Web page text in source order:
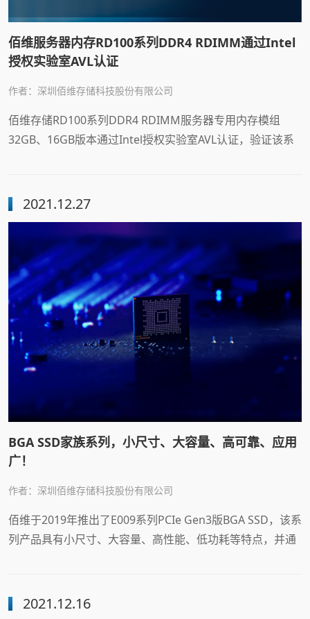
佰维服务器内存RD100系列DDR4 RDIMM通过Intel
授权实验室AVL认证
作者：深圳佰维存储科技股份有限公司
佰维存储RD100系列DDR4 RDIMM服务器专用内存模组
32GB、16GB版本通过Intel授权实验室AVL认证，验证该系
2021.12.27
BGA SSD家族系列，小尺寸、大容量、高可靠、应用
广！
作者：深圳佰维存储科技股份有限公司
佰维于2019年推出了E009系列PCIe Gen3版BGA SSD，该系
列产品具有小尺寸、大容量、高性能、低功耗等特点，并通
2021.12.16